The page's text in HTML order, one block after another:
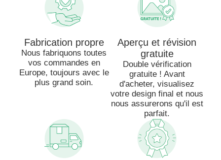
Fabrication propre
Nous fabriquons toutes
vos commandes en
Europe, toujours avec le
plus grand soin.
Aperçu et révision
gratuite
Double vérification
gratuite ! Avant
d'acheter, visualisez
votre design final et nous
nous assurerons qu'il est
parfait.